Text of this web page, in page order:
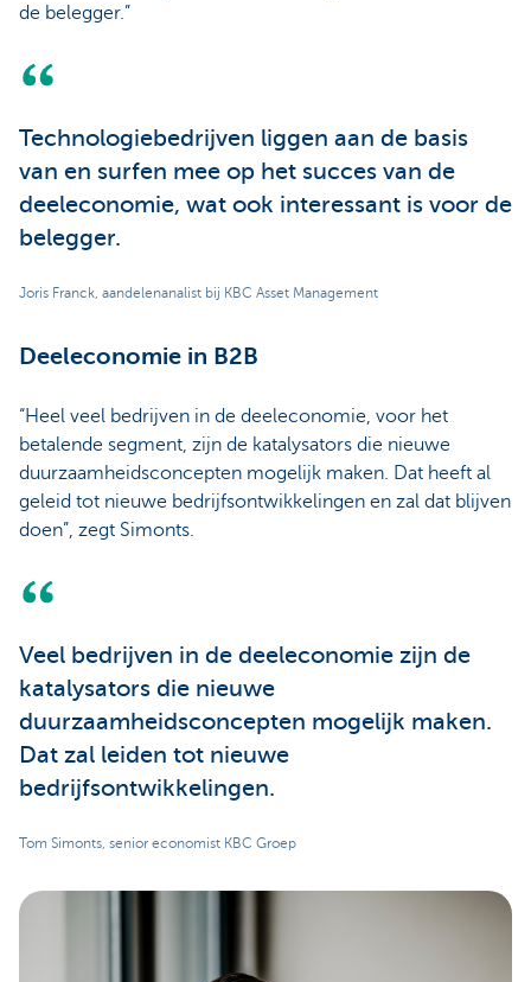
de belegger.”
Technologiebedrijven liggen aan de basis
van en surfen mee op het succes van de
deeleconomie, wat ook interessant is voor de
belegger.
Joris Franck, aandelenanalist bij KBC Asset Management
Deeleconomie in B2B
“Heel veel bedrijven in de deeleconomie, voor het
betalende segment, zijn de katalysators die nieuwe
duurzaamheidsconcepten mogelijk maken. Dat heeft al
geleid tot nieuwe bedrijfsontwikkelingen en zal dat blijven
doen”, zegt Simonts.
Veel bedrijven in de deeleconomie zijn de
katalysators die nieuwe
duurzaamheidsconcepten mogelijk maken.
Dat zal leiden tot nieuwe
bedrijfsontwikkelingen.
Tom Simonts, senior economist KBC Groep